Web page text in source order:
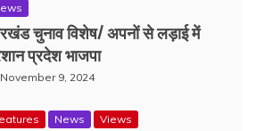
चुनाव विशेष/ अपनों से लड़ाई में
प्रदेश भाजपा
November 9, 2024
News Views